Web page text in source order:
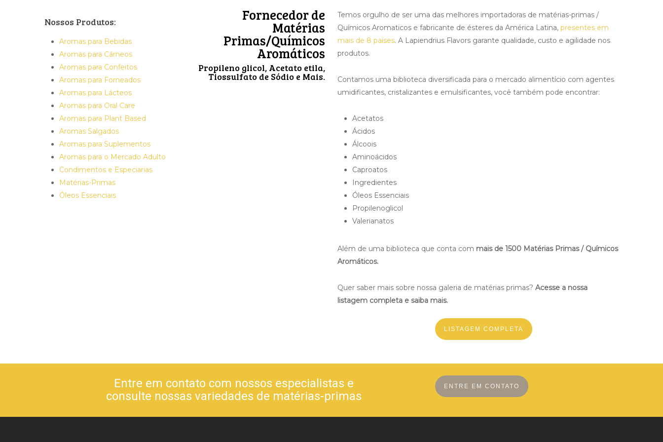
Nossos Produtos:
Aromas para Bebidas
Aromas para Cárneos
Aromas para Confeitos
Aromas para Forneados
Aromas para Lácteos
Aromas para Oral Care
Aromas para Plant Based
Aromas Salgados
Aromas para Suplementos
Aromas para o Mercado Adulto
Condimentos e Especiarias
Matérias-Primas
Óleos Essenciais
Fornecedor de
Matérias
Primas/Químicos
Aromáticos
Propileno glicol, Acetato etila,
Tiossulfato de Sódio e Mais.
Temos orgulho de ser uma das melhores importadoras de matérias-primas /
Químicos Aromaticos e fabricante de ésteres da América Latina,presentes em
mais de 8 países. A Lapiendrius Flavors garante qualidade, custo e agilidade nos
produtos.
Contamos uma biblioteca diversificada para o mercado alimentício com agentes
umidificantes, cristalizantes e emulsificantes, você também pode encontrar:
Acetatos
Ácidos
Álcoois
Aminoácidos
Caproatos
Ingredientes
Óleos Essenciais
Propilenoglicol
Valerianatos
Além de uma biblioteca que conta com mais de 1500 Matérias Primas / Químicos
Aromáticos.
Quer saber mais sobre nossa galeria de matérias primas? Acesse a nossa
listagem completa e saiba mais.
LISTAGEM COMPLETA
Entre em contato com nossos especialistas e
consulte nossas variedades de matérias-primas
ENTRE EM CONTATO